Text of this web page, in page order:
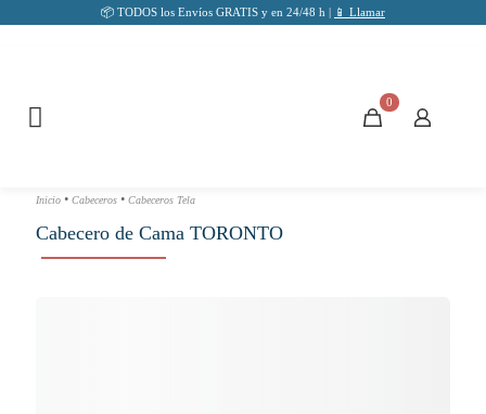
📦 TODOS los Envíos GRATIS y en 24/48 h | 📱 Llamar
0
Inicio • Cabeceros • Cabeceros Tela
Cabecero de Cama TORONTO